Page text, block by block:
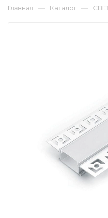
Главная — Каталог —